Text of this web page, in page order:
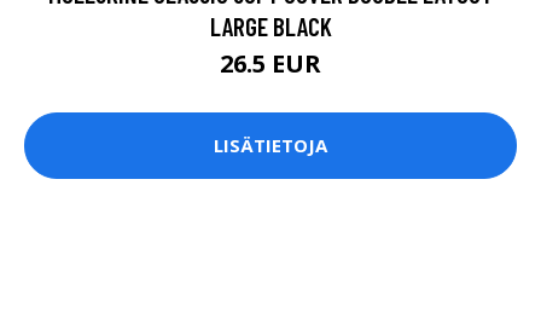
LARGE BLACK
26.5 EUR
LISÄTIETOJA